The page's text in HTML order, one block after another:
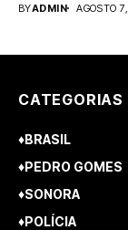
BYADMIN AGOSTO
CATEGORIAS
♦BRASIL
♦PEDRO GOMES
♦SONORA
♦POLÍCIA